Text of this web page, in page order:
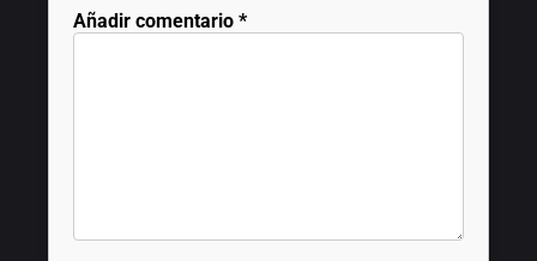
Añadir comentario *